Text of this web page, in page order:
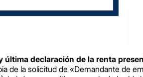
declaración de la renta
de la solicitud de «Demandante de